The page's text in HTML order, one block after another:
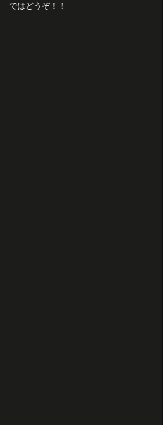
ではどうぞ！！